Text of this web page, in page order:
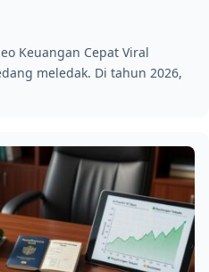
Keuangan Cepat Viral
meledak. Di tahun 2026,